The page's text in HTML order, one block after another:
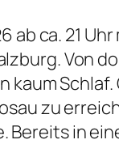
ab ca. 21
Von
Schlaf.
zu
in